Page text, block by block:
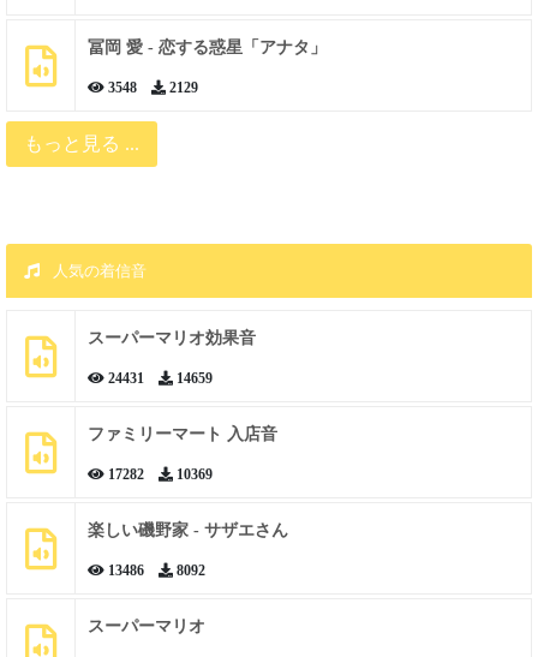
冨岡 愛 - 恋する惑星「アナタ」
3548 2129
もっと見る ...
人気の着信音
スーパーマリオ効果音
24431 14659
ファミリーマート 入店音
17282 10369
楽しい磯野家 - サザエさん
13486 8092
スーパーマリオ